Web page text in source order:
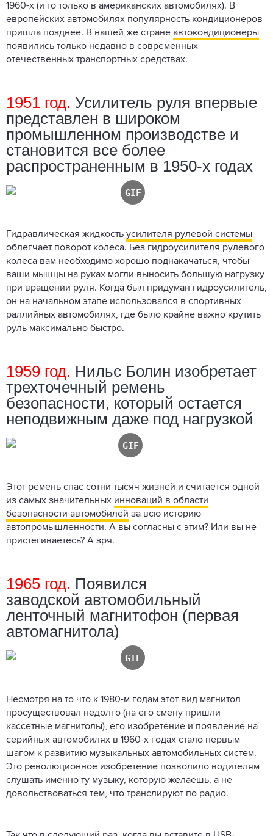
1960-х (и то только в американских автомобилях). В
европейских автомобилях популярность кондиционеров
пришла позднее. В нашей же стране автокондиционеры
появились только недавно в современных
отечественных транспортных средствах.
1951 год. Усилитель руля впервые
представлен в широком
промышленном производстве и
становится все более
распространенным в 1950-х годах
Гидравлическая жидкость усилителя рулевой системы
облегчает поворот колеса. Без гидроусилителя рулевого
колеса вам необходимо хорошо поднакачаться, чтобы
ваши мышцы на руках могли выносить большую нагрузку
при вращении руля. Когда был придуман гидроусилитель,
он на начальном этапе использовался в спортивных
раллийных автомобилях, где было крайне важно крутить
руль максимально быстро.
1959 год. Нильс Болин изобретает
трехточечный ремень
безопасности, который остается
неподвижным даже под нагрузкой
Этот ремень спас сотни тысяч жизней и считается одной
из самых значительных инноваций в области
безопасности автомобилей за всю историю
автопромышленности. А вы согласны с этим? Или вы не
пристегиваетесь? А зря.
1965 год. Появился
заводской автомобильный
ленточный магнитофон (первая
автомагнитола)
Несмотря на то что к 1980-м годам этот вид магнитол
просуществовал недолго (на его смену пришли
кассетные магнитолы), его изобретение и появление на
серийных автомобилях в 1960-х годах стало первым
шагом к развитию музыкальных автомобильных систем.
Это революционное изобретение позволило водителям
слушать именно ту музыку, которую желаешь, а не
довольствоваться тем, что транслируют по радио.